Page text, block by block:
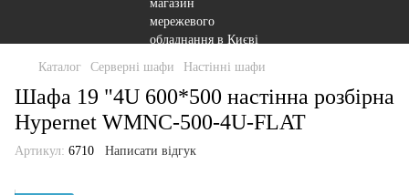
Каталог Серверні шафи Настінні шафи
Шафа 19 "4U 600*500 настінна розбірна
Hypernet WMNC-500-4U-FLAT
Артикул: 6710 Написати відгук